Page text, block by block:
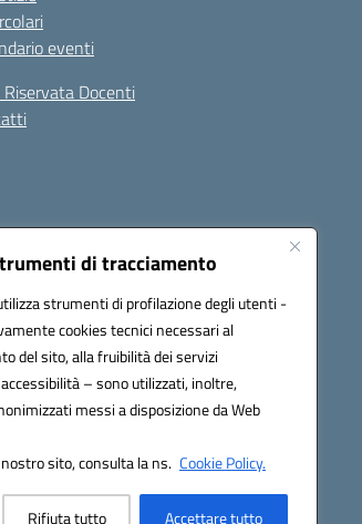
di tracciamento
strumenti di profilazione degli utenti -
cookies tecnici necessari al
del sito, alla fruibilità dei servizi
– sono utilizzati, inoltre,
messi a disposizione da Web
sito, consulta la ns. Cookie Policy.
Rifiuta tutto Accettare tutto
eventi
Docenti
Seguici su: